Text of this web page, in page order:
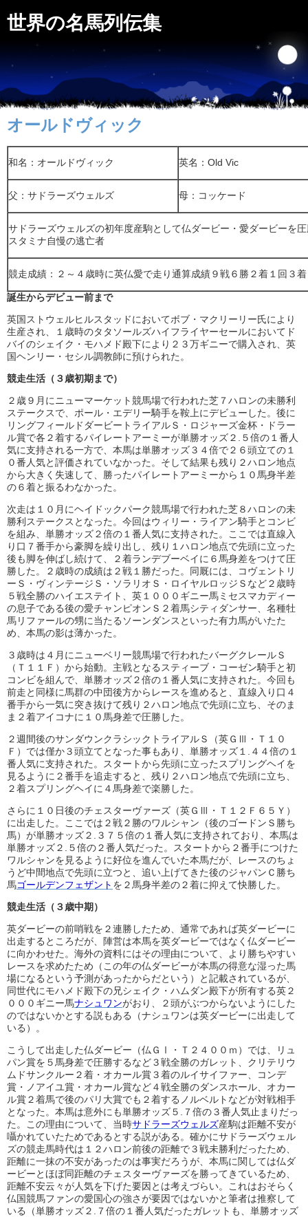
世界の名馬列伝集
オールドヴィック
和名：オールドヴィック 英名：Old Vic
父：サドラーズウェルズ 母：コッケード
サドラーズウェルズの初年度産駒として仏ダービー・愛ダービーを
スタミナ自慢の逃亡者
競走成績：２～４歳時に英仏愛で走り通算成績９戦６勝２着１回３
誕生からデビュー前まで
英国ストウェルヒルスタッドにおいてボブ・マクリーリー氏により
生産され、１歳時のタタソールズハイフライヤーセールにおいてド
バイのシェイク・モハメド殿下により２３万ギニーで購入され、英
国ヘンリー・セシル調教師に預けられた。
競走生活（３歳初期まで）
２歳９月にニューマーケット競馬場で行われた芝７ハロンの未勝利
ステークスで、ポール・エデリー騎手を鞍上にデビューした。後に
リングフィールドダービートライアルＳ・ロジャーズ金杯・ドラー
ル賞で各２着するパイレートアーミーが単勝オッズ２.５倍の１番人
気に支持される一方で、本馬は単勝オッズ３４倍で２６頭立ての１
０番人気と評価されていなかった。そして結果も残り２ハロン地点
から大きく失速して、勝ったパイレートアーミーから１０馬身半差
の６着と振るわなかった。
次走は１０月にヘイドックパーク競馬場で行われた芝８ハロンの未
勝利ステークスとなった。今回はウィリー・ライアン騎手とコンビ
を組み、単勝オッズ２倍の１番人気に支持された。ここでは直線入
り口７番手から豪脚を繰り出し、残り１ハロン地点で先頭に立った
後も脚を伸ばし続けて、２着ランデブーベイに６馬身差をつけて圧
勝した。２歳時の成績は２戦１勝だった。同厩には、コヴェントリ
ーＳ・ヴィンテージＳ・ソラリオＳ・ロイヤルロッジＳなど２歳時
５戦全勝のハイエステイト、英１０００ギニー馬ミセスマカディー
の息子である後の愛チャンピオンＳ２着馬シティダンサー、名種牡
馬リファールの甥に当たるソーンダンスといった有力馬がいたた
め、本馬の影は薄かった。
３歳時は４月にニューベリー競馬場で行われたバーグクレールＳ
（Ｔ１１Ｆ）から始動。主戦となるスティーブ・コーゼン騎手と初
コンビを組んで、単勝オッズ２倍の１番人気に支持された。今回も
前走と同様に馬群の中団後方からレースを進めると、直線入り口４
番手から一気に突き抜けて残り２ハロン地点で先頭に立ち、そのま
ま２着アイコナに１０馬身差で圧勝した。
２週間後のサンダウンクラシックトライアルＳ（英ＧⅢ・Ｔ１０
Ｆ）では僅か３頭立てとなった事もあり、単勝オッズ１.４４倍の１
番人気に支持された。スタートから先頭に立ったスプリングヘイを
見るように２番手を追走すると、残り２ハロン地点で先頭に立ち、
２着スプリングヘイに４馬身差で楽勝した。
さらに１０日後のチェスターヴァーズ（英ＧⅢ・Ｔ１２Ｆ６５Ｙ）
に出走した。ここでは２戦２勝のワルシャン（後のゴードンＳ勝ち
馬）が単勝オッズ２.３７５倍の１番人気に支持されており、本馬は
単勝オッズ２.５倍の２番人気だった。スタートから２番手につけた
ワルシャンを見るように好位を進んでいた本馬だが、レースのちょ
うど中間地点で先頭に立つと、追い上げてきた後のジャパンＣ勝ち
馬ゴールデンフェザント を２馬身半差の２着に抑えて快勝した。
競走生活（３歳中期）
英ダービーの前哨戦を２連勝したため、通常であれば英ダービーに
出走するところだが、陣営は本馬を英ダービーではなく仏ダービー
に向かわせた。海外の資料にはその理由について、より勝ちやすい
レースを求めたため（この年の仏ダービーが本馬の得意な湿った馬
場になるという予測があったからだという）と記載されているが、
同世代にモハメド殿下の兄シェイク・ハムダン殿下が所有する英２
０００ギニー馬ナシュワンがおり、２頭がぶつからないようにした
のではないかとする説もある（ナシュワンは英ダービーに出走して
いる）。
こうして出走した仏ダービー（仏ＧⅠ・Ｔ２４００ｍ）では、リュ
パン賞を５馬身差で圧勝するなど３戦全勝のガレット、クリテリウ
ムドサンクルー２着・オカール賞３着のルイサイファー、コンデ
賞・ノアイユ賞・オカール賞など４戦全勝のダンスホール、オカー
ル賞２着馬で後のパリ大賞でも２着するノルベルトなどが対戦相手
となった。本馬は意外にも単勝オッズ５.７倍の３番人気止まりだっ
た。この理由について、当時サドラーズウェルズ産駒は距離不安が
囁かれていたためであるとする説がある。確かにサドラーズウェル
ズの競走馬時代は１２ハロン前後の距離で３戦未勝利だったため、
距離に一抹の不安があったのは事実だろうが、本馬に関しては仏ダ
ービーとほぼ同距離のチェスターヴァーズを勝ってきているため、
距離不安云々が人気を下げた要因とは考えづらい。これはおそらく
仏国競馬ファンの愛国心の強さが要因ではないかと筆者は推察して
いる（単勝オッズ２.７倍の１番人気だったガレットも、単勝オッズ